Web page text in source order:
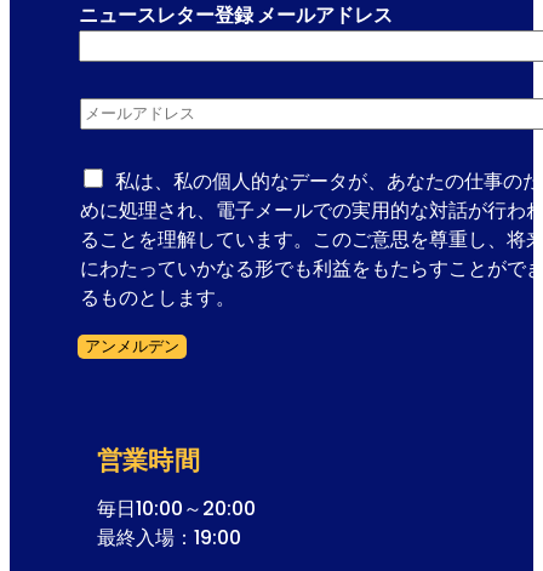
ニュースレター登録 メールアドレス
メールアドレス
私は、私の個人的なデータが、あなたの仕事のた
めに処理され、電子メールでの実用的な対話が行わ
ることを理解しています。このご意思を尊重し、将
にわたっていかなる形でも利益をもたらすことがで
るものとします。
アンメルデン
営業時間
毎日10:00～20:00
最終入場：19:00